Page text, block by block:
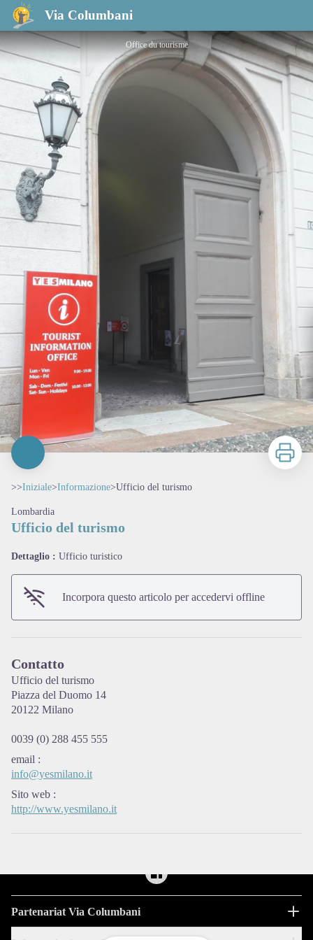
Via Columbani
Ufficio del turismo
Office du tourisme
Stampa
>>Iniziale>Informazione>Ufficio del turismo
Lombardia
Ufficio del turismo
Dettaglio : Ufficio turistico
Incorpora questo articolo per accedervi offline
Contatto
Ufficio del turismo
Piazza del Duomo 14
20122 Milano
0039 (0) 288 455 555
email :
info@yesmilano.it
Sito web :
http://www.yesmilano.it
Partenariat Via Columbani